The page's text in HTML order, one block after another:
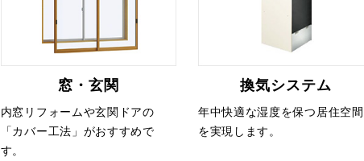
窓・玄関
内窓リフォームや玄関ドアの
「カバー工法」がおすすめで
す。
換気システム
年中快適な湿度を保つ居住空間
を実現します。